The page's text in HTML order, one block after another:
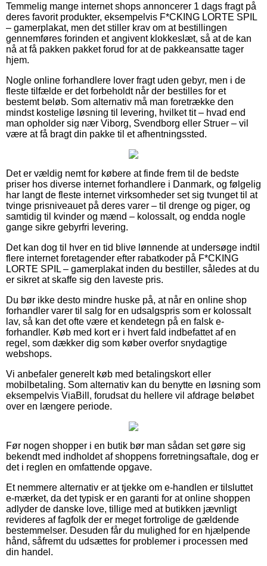
Temmelig mange internet shops annoncerer 1 dags fragt på
deres favorit produkter, eksempelvis F*CKING LORTE SPIL
– gamerplakat, men det stiller krav om at bestillingen
gennemføres forinden et angivent klokkeslæt, så at de kan
nå at få pakken pakket forud for at de pakkeansatte tager
hjem.
Nogle online forhandlere lover fragt uden gebyr, men i de
fleste tilfælde er det forbeholdt når der bestilles for et
bestemt beløb. Som alternativ må man foretrække den
mindst kostelige løsning til levering, hvilket tit – hvad end
man opholder sig nær Viborg, Svendborg eller Struer – vil
være at få bragt din pakke til et afhentningssted.
Det er vældig nemt for købere at finde frem til de bedste
priser hos diverse internet forhandlere i Danmark, og følgelig
har langt de fleste internet virksomheder set sig tvunget til at
tvinge prisniveauet på deres varer – til drenge og piger, og
samtidig til kvinder og mænd – kolossalt, og endda nogle
gange sikre gebyrfri levering.
Det kan dog til hver en tid blive lønnende at undersøge indtil
flere internet foretagender efter rabatkoder på F*CKING
LORTE SPIL – gamerplakat inden du bestiller, således at du
er sikret at skaffe sig den laveste pris.
Du bør ikke desto mindre huske på, at når en online shop
forhandler varer til salg for en udsalgspris som er kolossalt
lav, så kan det ofte være et kendetegn på en falsk e-
forhandler. Køb med kort er i hvert fald indbefattet af en
regel, som dækker dig som køber overfor snydagtige
webshops.
Vi anbefaler generelt køb med betalingskort eller
mobilbetaling. Som alternativ kan du benytte en løsning som
eksempelvis ViaBill, forudsat du hellere vil afdrage beløbet
over en længere periode.
Før nogen shopper i en butik bør man sådan set gøre sig
bekendt med indholdet af shoppens forretningsaftale, dog er
det i reglen en omfattende opgave.
Et nemmere alternativ er at tjekke om e-handlen er tilsluttet
e-mærket, da det typisk er en garanti for at online shoppen
adlyder de danske love, tillige med at butikken jævnligt
revideres af fagfolk der er meget fortrolige de gældende
bestemmelser. Desuden får du mulighed for en hjælpende
hånd, såfremt du udsættes for problemer i processen med
din handel.